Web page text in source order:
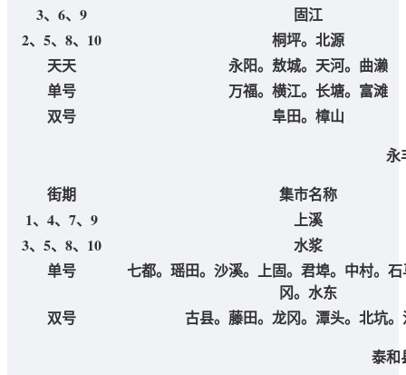
3、6、9
固江
2、5、8、10
桐坪。北源
天天
永阳。敖城。天河。曲濑
单号
万福。横江。长塘。富滩
双号
阜田。樟山
永
街期
集市名称
1、4、7、9
上溪
3、5、8、10
水浆
单号
七都。瑶田。沙溪。上固。君埠。中村。
冈。水东
双号
古县。藤田。龙冈。潭头。北坑
泰和